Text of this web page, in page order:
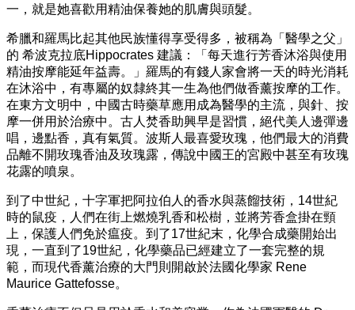
一，就是她喜歡用精油保養她的肌膚與頭髮。
希臘和羅馬比起其他民族懂得享受得多，被稱為「醫學之父」
的 希波克拉底Hippocrates 建議：「每天進行芳香沐浴與使用
精油按摩能延年益壽。」羅馬的有錢人家會將一天的時光消耗
在沐浴中，有專屬的奴隸終其一生為他們做香薰按摩的工作。
在東方文明中，中國古時藥草應用成為醫學的主流，與針、按
摩一併用於治療中。古人焚香助興早是習慣，絕代美人邊彈邊
唱，邊點香，真有氣質。波斯人最喜愛玫瑰，他們最大的消費
品離不開玫瑰香油及玫瑰露，傳說中國王的宮殿中甚至有玫瑰
花露的噴泉。
到了中世紀，十字軍把阿拉伯人的香水與蒸餾技術，14世紀
時的鼠疫，人們在街上燃燒乳香和松樹，並將芳香盒掛在頸
上，保護人們免於瘟疫。到了17世紀末，化學合成藥開始出
現，一直到了19世紀，化學藥品已經建立了一套完整的規
範，而現代香薰治療的大門則開啟於法國化學家 Rene
Maurice Gattefosse。